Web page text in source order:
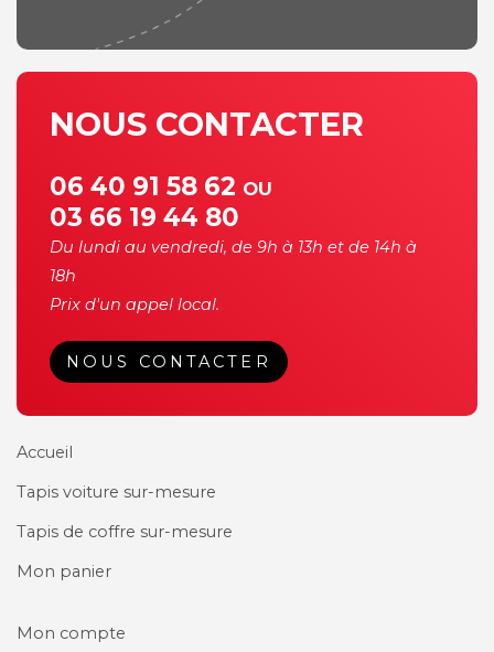
NOUS CONTACTER
06 40 91 58 62 OU
03 66 19 44 80
Du lundi au vendredi, de 9h à 13h et de 14h à
18h
Prix d'un appel local.
NOUS CONTACTER
Accueil
Tapis voiture sur-mesure
Tapis de coffre sur-mesure
Mon panier
Mon compte